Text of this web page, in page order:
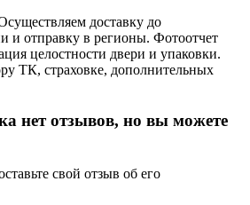
доставку до
и отправку в регионы. Фотоотчет
целостности двери и упаковки.
ТК, страховке, дополнительных
нет отзывов, но вы можете
свой отзыв об его